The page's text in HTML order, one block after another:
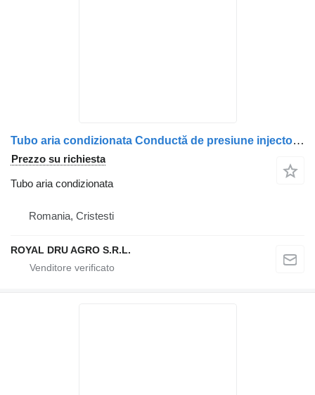
Tubo aria condizionata Conductă de presiune injector combustibil per camion MAN 51103040277 / 5110304-0277 / 51103040232 / 5110304-0323
Prezzo su richiesta
Tubo aria condizionata
Romania, Cristesti
ROYAL DRU AGRO S.R.L.